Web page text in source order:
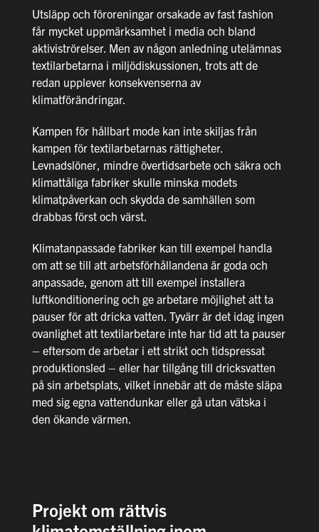
Utsläpp och föroreningar orsakade av fast fashion
får mycket uppmärksamhet i media och bland
aktiviströrelser. Men av någon anledning utelämnas
textilarbetarna i miljödiskussionen, trots att de
redan upplever konsekvenserna av
klimatförändringar.
Kampen för hållbart mode kan inte skiljas från
kampen för textilarbetarnas rättigheter.
Levnadslöner, mindre övertidsarbete och säkra och
klimattåliga fabriker skulle minska modets
klimatpåverkan och skydda de samhällen som
drabbas först och värst.
Klimatanpassade fabriker kan till exempel handla
om att se till att arbetsförhållandena är goda och
anpassade, genom att till exempel installera
luftkonditionering och ge arbetare möjlighet att ta
pauser för att dricka vatten. Tyvärr är det idag ingen
ovanlighet att textilarbetare inte har tid att ta pauser
– eftersom de arbetar i ett strikt och tidspressat
produktionsled – eller har tillgång till dricksvatten
på sin arbetsplats, vilket innebär att de måste släpa
med sig egna vattendunkar eller gå utan vätska i
den ökande värmen.
Projekt om rättvis